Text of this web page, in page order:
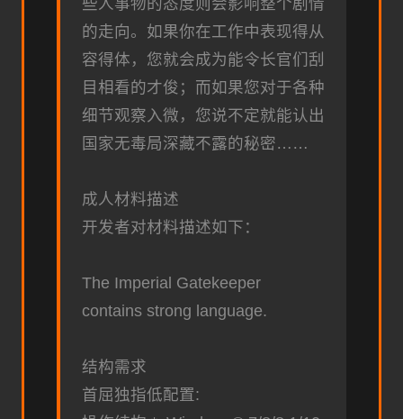
的走向。如果你在工作中表现得从
容得体，您就会成为能令长官们刮
目相看的才俊；而如果您对于各种
细节观察入微，您说不定就能认出
国家无毒局深藏不露的秘密……
成人材料描述
开发者对材料描述如下：
The Imperial Gatekeeper
contains strong language.
结构需求
首屈独指低配置: